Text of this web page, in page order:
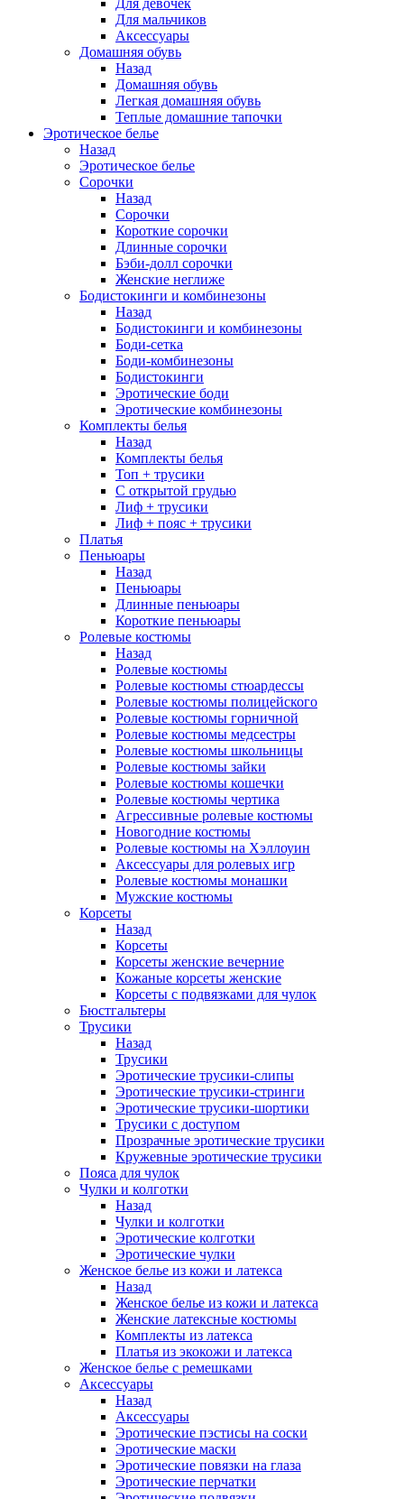
Для девочек
Для мальчиков
Аксессуары
Домашняя обувь
Назад
Домашняя обувь
Легкая домашняя обувь
Теплые домашние тапочки
Эротическое белье
Назад
Эротическое белье
Сорочки
Назад
Сорочки
Короткие сорочки
Длинные сорочки
Бэби-долл сорочки
Женские неглиже
Бодистокинги и комбинезоны
Назад
Бодистокинги и комбинезоны
Боди-сетка
Боди-комбинезоны
Бодистокинги
Эротические боди
Эротические комбинезоны
Комплекты белья
Назад
Комплекты белья
Топ + трусики
С открытой грудью
Лиф + трусики
Лиф + пояс + трусики
Платья
Пеньюары
Назад
Пеньюары
Длинные пеньюары
Короткие пеньюары
Ролевые костюмы
Назад
Ролевые костюмы
Ролевые костюмы стюардессы
Ролевые костюмы полицейского
Ролевые костюмы горничной
Ролевые костюмы медсестры
Ролевые костюмы школьницы
Ролевые костюмы зайки
Ролевые костюмы кошечки
Ролевые костюмы чертика
Агрессивные ролевые костюмы
Новогодние костюмы
Ролевые костюмы на Хэллоуин
Аксессуары для ролевых игр
Ролевые костюмы монашки
Мужские костюмы
Корсеты
Назад
Корсеты
Корсеты женские вечерние
Кожаные корсеты женские
Корсеты с подвязками для чулок
Бюстгальтеры
Трусики
Назад
Трусики
Эротические трусики-слипы
Эротические трусики-стринги
Эротические трусики-шортики
Трусики с доступом
Прозрачные эротические трусики
Кружевные эротические трусики
Пояса для чулок
Чулки и колготки
Назад
Чулки и колготки
Эротические колготки
Эротические чулки
Женское белье из кожи и латекса
Назад
Женское белье из кожи и латекса
Женские латексные костюмы
Комплекты из латекса
Платья из экокожи и латекса
Женское белье с ремешками
Аксессуары
Назад
Аксессуары
Эротические пэстисы на соски
Эротические маски
Эротические повязки на глаза
Эротические перчатки